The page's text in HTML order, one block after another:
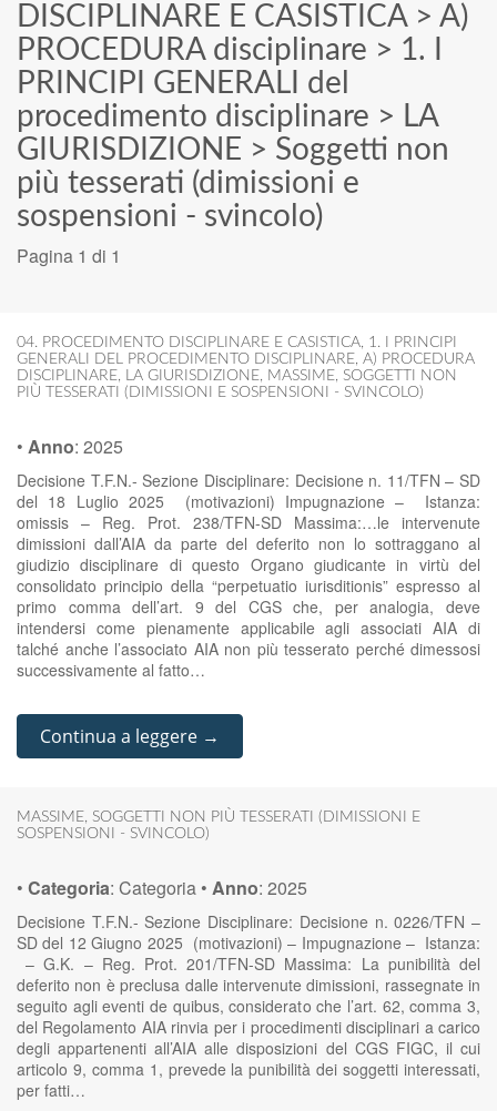
DISCIPLINARE E CASISTICA> A)
PROCEDURA disciplinare > 1. I
PRINCIPI GENERALI del
procedimento disciplinare > LA
GIURISDIZIONE > Soggetti non
più tesserati (dimissioni e
sospensioni - svincolo)
Pagina 1 di 1
04. PROCEDIMENTO DISCIPLINARE E CASISTICA, 1. I PRINCIPI
GENERALI DEL PROCEDIMENTO DISCIPLINARE, A) PROCEDURA
DISCIPLINARE, LA GIURISDIZIONE, MASSIME, SOGGETTI NON
PIÙ TESSERATI (DIMISSIONI E SOSPENSIONI - SVINCOLO)
• Anno: 2025
Decisione T.F.N.- Sezione Disciplinare: Decisione n. 11/TFN – SD
del 18 Luglio 2025 (motivazioni) Impugnazione – Istanza:
omissis – Reg. Prot. 238/TFN-SD Massima:…le intervenute
dimissioni dall’AIA da parte del deferito non lo sottraggano al
giudizio disciplinare di questo Organo giudicante in virtù del
consolidato principio della “perpetuatio iurisditionis” espresso al
primo comma dell’art. 9 del CGS che, per analogia, deve
intendersi come pienamente applicabile agli associati AIA di
talché anche l’associato AIA non più tesserato perché dimessosi
successivamente al fatto…
Continua a leggere →
MASSIME, SOGGETTI NON PIÙ TESSERATI (DIMISSIONI E
SOSPENSIONI - SVINCOLO)
• Categoria: Categoria • Anno: 2025
Decisione T.F.N.- Sezione Disciplinare: Decisione n. 0226/TFN –
SD del 12 Giugno 2025 (motivazioni) – Impugnazione – Istanza:
– G.K. – Reg. Prot. 201/TFN-SD Massima: La punibilità del
deferito non è preclusa dalle intervenute dimissioni, rassegnate in
seguito agli eventi de quibus, considerato che l’art. 62, comma 3,
del Regolamento AIA rinvia per i procedimenti disciplinari a carico
degli appartenenti all’AIA alle disposizioni del CGS FIGC, il cui
articolo 9, comma 1, prevede la punibilità dei soggetti interessati,
per fatti…